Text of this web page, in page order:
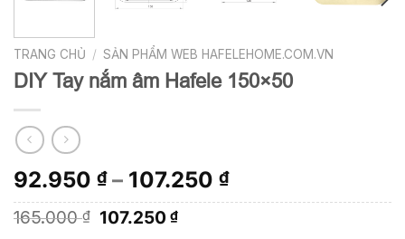
TRANG CHỦ / SẢN PHẨM WEB HAFELEHOME.COM.VN
DIY Tay nắm âm Hafele 150×50
92.950 ₫– 107.250 ₫
165.000₫ Giá
107.250 ₫Giá